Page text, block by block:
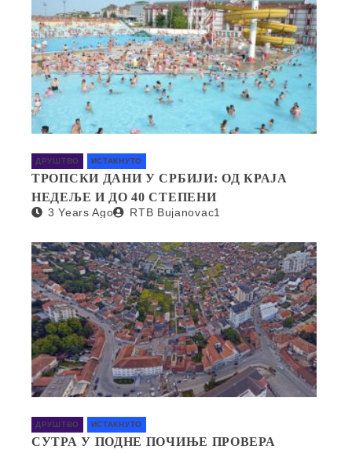
ДРУШТВО ИСТАКНУТО
ТРОПСКИ ДАНИ У СРБИЈИ: ОД КРАЈА
НЕДЕЉЕ И ДО 40 СТЕПЕНИ
3 Years Ago RTB Bujanovac1
ДРУШТВО ИСТАКНУТО
СУТРА У ПОДНЕ ПОЧИЊЕ ПРОВЕРА